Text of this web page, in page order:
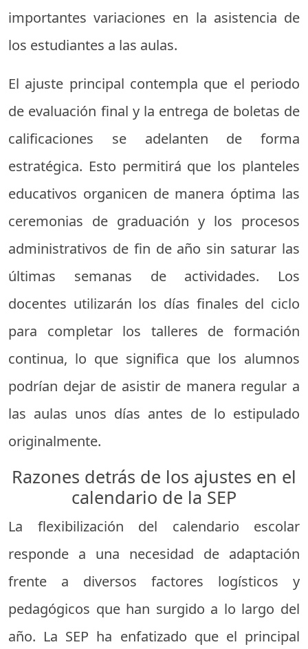
importantes variaciones en la asistencia de
los estudiantes a las aulas.
El ajuste principal contempla que el periodo
de evaluación final y la entrega de boletas de
calificaciones se adelanten de forma
estratégica. Esto permitirá que los planteles
educativos organicen de manera óptima las
ceremonias de graduación y los procesos
administrativos de fin de año sin saturar las
últimas semanas de actividades. Los
docentes utilizarán los días finales del ciclo
para completar los talleres de formación
continua, lo que significa que los alumnos
podrían dejar de asistir de manera regular a
las aulas unos días antes de lo estipulado
originalmente.
Razones detrás de los ajustes en el
calendario de la SEP
La flexibilización del calendario escolar
responde a una necesidad de adaptación
frente a diversos factores logísticos y
pedagógicos que han surgido a lo largo del
año. La SEP ha enfatizado que el principal